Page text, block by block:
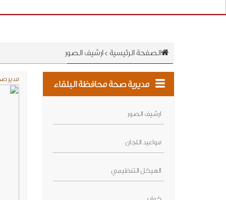
الصفحة الرئيسية > ارشيف الصور
مدير
مديرية صحة محافظة البلقاء
ارشيف الصور
مواعيد اللجان
الهيكل التنظيمي